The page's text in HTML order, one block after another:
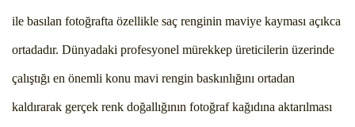
ile basılan fotoğrafta özellikle saç renginin maviye kayması açıkca
ortadadır. Dünyadaki profesyonel mürekkep üreticilerin üzerinde
çalıştığı en önemli konu mavi rengin baskınlığını ortadan
kaldırarak gerçek renk doğallığının fotoğraf kağıdına aktarılması